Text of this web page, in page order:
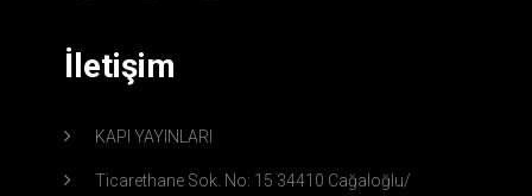
İletişim
KAPI YAYINLARI
Ticarethane Sok. No: 15 34410 Cağaloğlu/